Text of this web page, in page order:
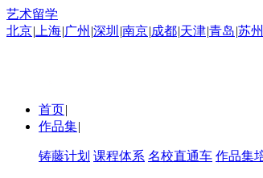
艺术留学
北京| 上海|广州 |深圳 |南京|成都|天津|青岛|苏州
首页|
作品集|
铸藤计划 课程体系 名校直通车 作品集